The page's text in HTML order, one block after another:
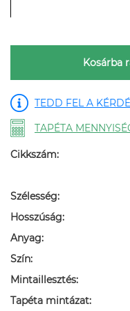
Kosárba
TEDD FEL A
TAPÉTA
Cikkszám:
Szélesség:
Hosszúság:
Anyag:
Szín:
Mintaillesztés:
Tapéta mintázat: